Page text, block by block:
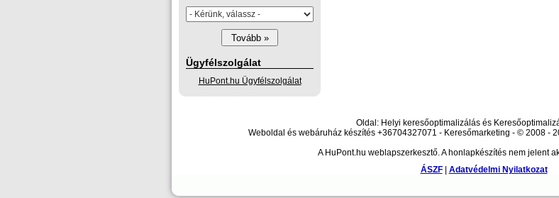
Ügyfélszolgálat
HuPont.hu Ügyfélszolgálat
Oldal: Helyi keresőoptimalizálás és
Weboldal és webáruház készítés +36704327071 - Keresőmarketing - © 2008 -
A HuPont.hu weblapszerkesztő. A honlapkészítés nem jelent
ÁSZF| Adatvédelmi Nyilatkozat